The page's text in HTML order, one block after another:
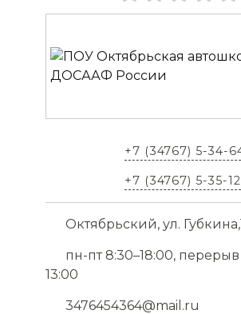
+7 (34767) 5-34-
+7 (34767) 5-35-12
Октябрьский, ул.
пн-пт 8:30–18:00, перерыв
13:00
3476454364@mail.ru